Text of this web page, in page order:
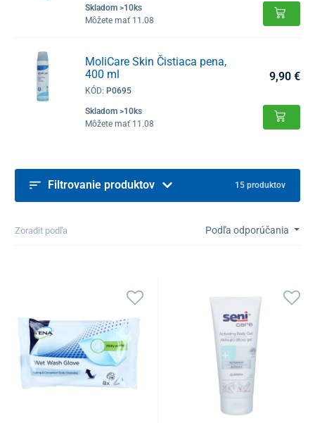
Skladom >10ks
Môžete mať 11.08
MoliCare Skin Čistiaca pena,
400 ml
KÓD: P0695
Skladom >10ks
Môžete mať 11.08
9,90 €
Filtrovanie produktov 15 produktov
Zoradit podľa Podľa odporúčania